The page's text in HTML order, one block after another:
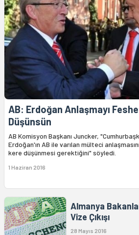
AB: Erdoğan Anlaşmayı
Düşünsün
AB Komisyon Başkanı Juncker,
Erdoğan'ın AB ile varılan mülteci
kere düşünmesi gerektiğini" söyledi.
1 Haziran 2016
Almanya
Vize Çıkışı
28 Mayıs 2016